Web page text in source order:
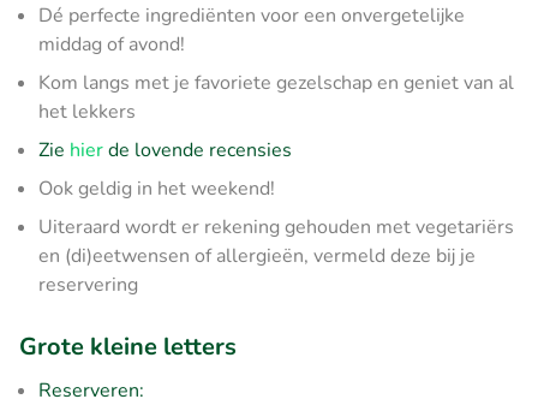
Dé perfecte ingrediënten voor een onvergetelijke
middag of avond!
Kom langs met je favoriete gezelschap en geniet van al
het lekkers
Zie hierde lovende recensies
Ook geldig in het weekend!
Uiteraard wordt er rekening gehouden met vegetariërs
en (di)eetwensen of allergieën, vermeld deze bij je
reservering
Grote kleine letters
Reserveren: